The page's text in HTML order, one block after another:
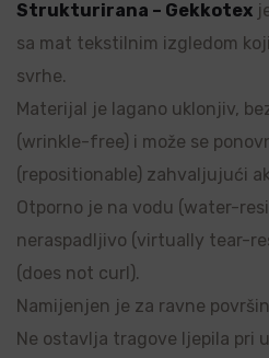
Strukturirana – Gekkotex
sa mat tekstilnim izgledom
svrhe.
Materijal je lagano uklonjiv,
(wrinkle-free) i može se
(repositionable) zahvaljujući
Otporno je na vodu (water-
neraspadljivo (virtually tear-
(does not curl).
Namijenjen je za ravne
Ne ostavlja tragove ljepila pri